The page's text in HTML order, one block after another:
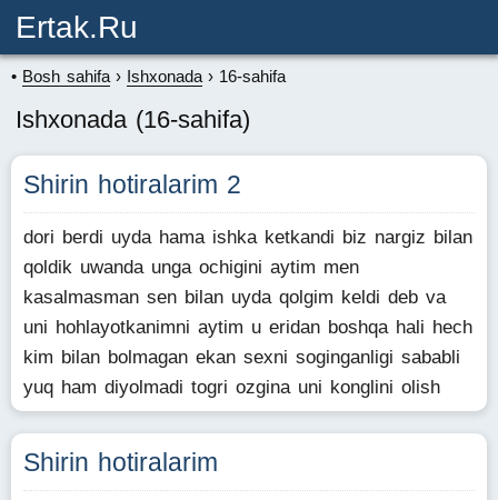
Ertak.ru
Bosh sahifa Ishxonada 16-sahifa
Ishxonada (16-sahifa)
Shirin hotiralarim 2
dori berdi uyda hama ishka ketkandi biz nargiz bilan
qoldik uwanda unga ochigini aytim men
kasalmasman sen bilan uyda qolgim keldi deb va
uni hohlayotkanimni aytim u eridan boshqa hali hech
kim bilan bolmagan ekan sexni soginganligi sababli
yuq ham diyolmadi togri ozgina uni konglini olish
Shirin hotiralarim